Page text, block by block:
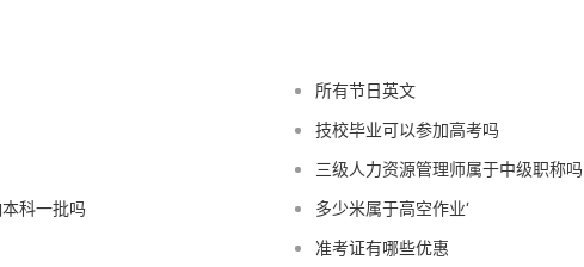
所有节日英文
技校毕业可以参加高考吗
三级人力资源管理师属于中级职称吗
科一批吗
多少米属于高空作业‘
准考证有哪些优惠